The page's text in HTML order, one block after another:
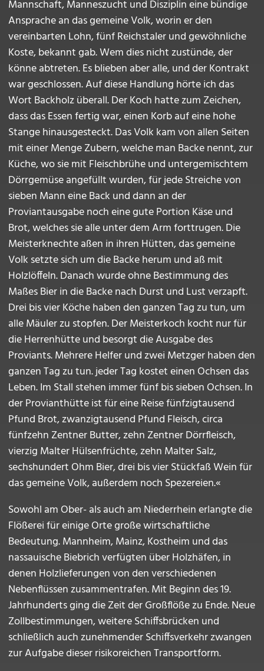
Mannschaft, Manneszucht und Disziplin eine bündige
Ansprache an das gemeine Volk, worin er den
vereinbarten Lohn, fünf Reichstaler und gewöhnliche
Koste, bekannt gab. Wem dies nicht zustünde, der
könne abtreten. Es blieben aber alle, und der Kontrakt
war geschlossen. Auf diese Handlung hörte ich das
Wort Backholz überall. Der Koch hatte zum Zeichen,
dass das Essen fertig war, einen Korb auf eine hohe
Stange hinausgesteckt. Das Volk kam von allen Seiten
mit einer Menge Zubern, welche man Backe nennt, zur
Küche, wo sie mit Fleischbrühe und untergemischtem
Dörrgemüse angefüllt wurden, für jede Streiche von
sieben Mann eine Back und dann an der
Proviantausgabe noch eine gute Portion Käse und
Brot, welches sie alle unter dem Arm forttrugen. Die
Meisterknechte aßen in ihren Hütten, das gemeine
Volk setzte sich um die Backe herum und aß mit
Holzlöffeln. Danach wurde ohne Bestimmung des
Maßes Bier in die Backe nach Durst und Lust verzapft.
Drei bis vier Köche haben den ganzen Tag zu tun, um
alle Mäuler zu stopfen. Der Meisterkoch kocht nur für
die Herrenhütte und besorgt die Ausgabe des
Proviants. Mehrere Helfer und zwei Metzger haben den
ganzen Tag zu tun. jeder Tag kostet einen Ochsen das
Leben. Im Stall stehen immer fünf bis sieben Ochsen. In
der Provianthütte ist für eine Reise fünfzigtausend
Pfund Brot, zwanzigtausend Pfund Fleisch, circa
fünfzehn Zentner Butter, zehn Zentner Dörrfleisch,
vierzig Malter Hülsenfrüchte, zehn Malter Salz,
sechshundert Ohm Bier, drei bis vier Stückfaß Wein für
das gemeine Volk, außerdem noch Spezereien.«
Sowohl am Ober- als auch am Niederrhein erlangte die
Flößerei für einige Orte große wirtschaftliche
Bedeutung. Mannheim, Mainz, Kostheim und das
nassauische Biebrich verfügten über Holzhäfen, in
denen Holzlieferungen von den verschiedenen
Nebenflüssen zusammentrafen. Mit Beginn des 19.
Jahrhunderts ging die Zeit der Großflöße zu Ende. Neue
Zollbestimmungen, weitere Schiffsbrücken und
schließlich auch zunehmender Schiffsverkehr zwangen
zur Aufgabe dieser risikoreichen Transportform.